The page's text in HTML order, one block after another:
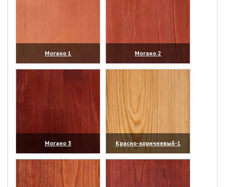
Могано 1
(увеличить)
Могано 2
(увеличить)
Могано 3
(увеличить)
Красно-коричневый-1
(увеличить)